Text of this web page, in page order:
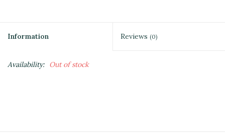
Information Reviews (0)
Availability: Out of stock